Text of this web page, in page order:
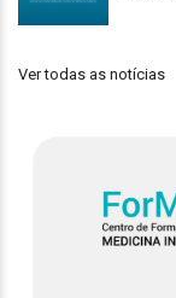
Ver todas as notícias